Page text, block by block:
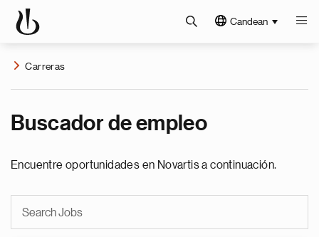
Candean
Carreras
Buscador de empleo
Encuentre oportunidades en Novartis a continuación.